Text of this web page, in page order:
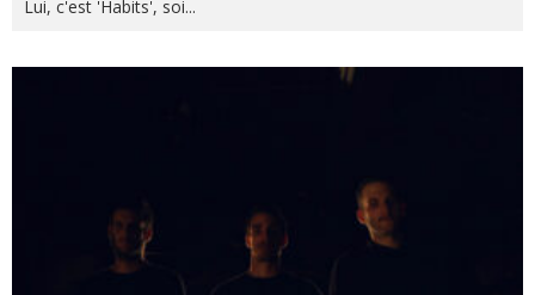
Lui, c'est 'Habits', soi...